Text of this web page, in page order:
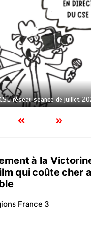
réseau séance de juillet
à la
qui coûte cher
France 3